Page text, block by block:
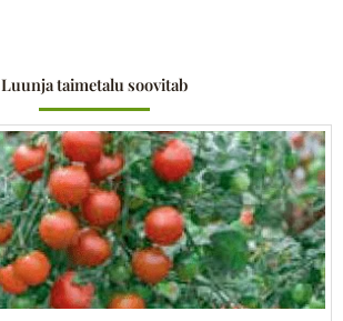
Luunja taimetalu soovitab